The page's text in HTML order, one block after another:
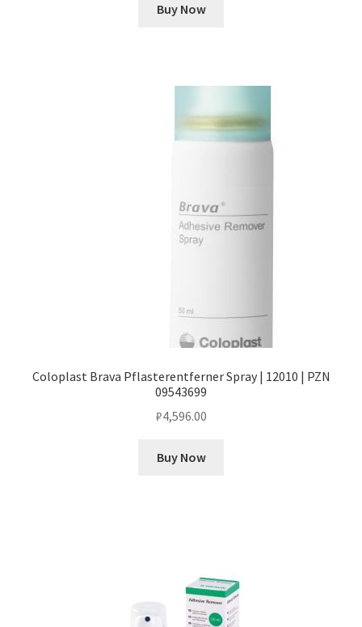
Buy Now
Coloplast Brava Pflasterentferner Spray | 12010 | PZN
09543699
₽4,596.00
Buy Now